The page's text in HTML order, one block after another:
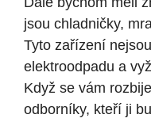
jsou chladničky,
Tyto zařízení
elektroodpadu a
Když se vám
odborníky, kteří ji